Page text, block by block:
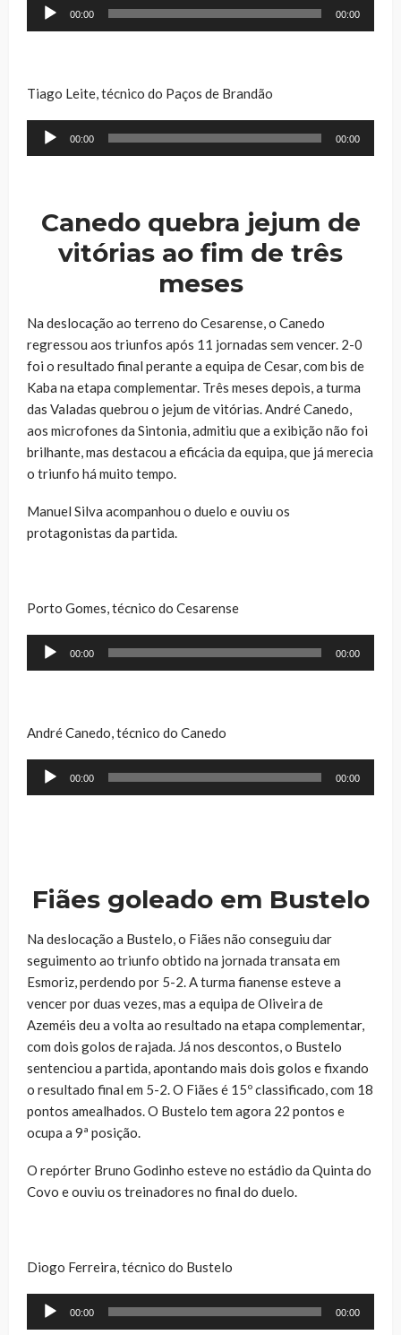
Reprodutor
00:00 00:00
Tiago Leite, técnico do Paços de Brandão
Reprodutor
00:00 00:00
Canedo quebra jejum de
vitórias ao fim de três
meses
Na deslocação ao terreno do Cesarense, o Canedo
regressou aos triunfos após 11 jornadas sem vencer. 2-0
foi o resultado final perante a equipa de Cesar, com bis de
Kaba na etapa complementar. Três meses depois, a turma
das Valadas quebrou o jejum de vitórias. André Canedo,
aos microfones da Sintonia, admitiu que a exibição não foi
brilhante, mas destacou a eficácia da equipa, que já merecia
o triunfo há muito tempo.
Manuel Silva acompanhou o duelo e ouviu os
protagonistas da partida.
Porto Gomes, técnico do Cesarense
Reprodutor
00:00 00:00
André Canedo, técnico do Canedo
Reprodutor
00:00 00:00
Fiães goleado em Bustelo
Na deslocação a Bustelo, o Fiães não conseguiu dar
seguimento ao triunfo obtido na jornada transata em
Esmoriz, perdendo por 5-2. A turma fianense esteve a
vencer por duas vezes, mas a equipa de Oliveira de
Azeméis deu a volta ao resultado na etapa complementar,
com dois golos de rajada. Já nos descontos, o Bustelo
sentenciou a partida, apontando mais dois golos e fixando
o resultado final em 5-2. O Fiães é 15º classificado, com 18
pontos amealhados. O Bustelo tem agora 22 pontos e
ocupa a 9ª posição.
O repórter Bruno Godinho esteve no estádio da Quinta do
Covo e ouviu os treinadores no final do duelo.
Diogo Ferreira, técnico do Bustelo
Reprodutor
00:00 00:00